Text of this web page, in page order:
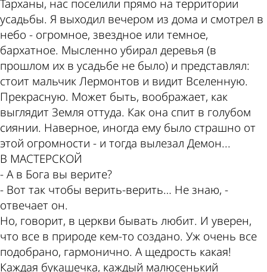
Тарханы, нас поселили прямо на территории
усадьбы. Я выходил вечером из дома и смотрел в
небо - огромное, звездное или темное,
бархатное. Мысленно убирал деревья (в
прошлом их в усадьбе не было) и представлял:
стоит мальчик Лермонтов и видит Вселенную.
Прекрасную. Может быть, воображает, как
выглядит Земля оттуда. Как она спит в голубом
сиянии. Наверное, иногда ему было страшно от
этой огромности - и тогда вылезал Демон...
В МАСТЕРСКОЙ
- А в Бога вы верите?
- Вот так чтобы верить-верить… Не знаю, -
отвечает он.
Но, говорит, в церкви бывать любит. И уверен,
что все в природе кем-то создано. Уж очень все
подобрано, гармонично. А щедрость какая!
Каждая букашечка, каждый малюсенький